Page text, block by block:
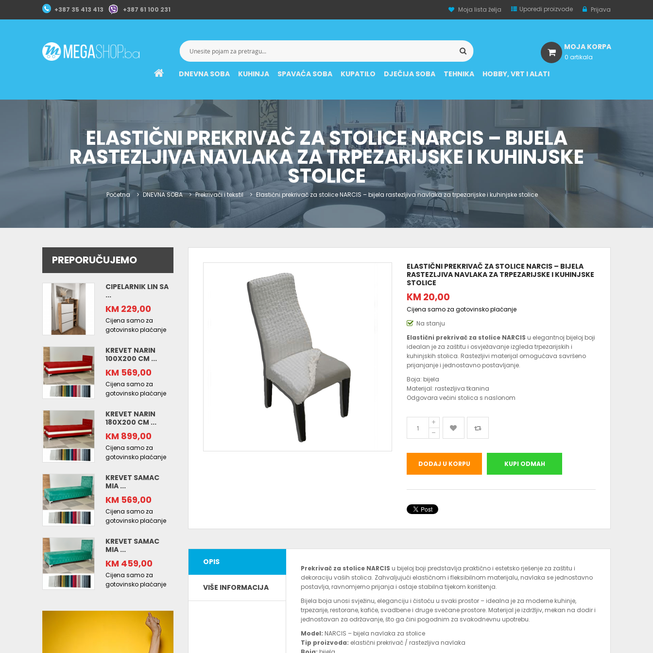
+387 35 413 413 +387 61 100 231 Moja lista želja Uporedi proizvode Prijava
DNEVNA SOBA KUHINJA SPAVAĆA SOBA KUPATILO DJEČIJA SOBA TEHNIKA HOBBY, VRT I ALATI
MOJA KORPA
0 artikala
ELASTIČNI PREKRIVAČ ZA STOLICE NARCIS – BIJELA
RASTEZLJIVA NAVLAKA ZA TRPEZARIJSKE I KUHINJSKE
STOLICE
Početna DNEVNA SOBA Prekrivači i tekstil Elastični prekrivač za stolice NARCIS – bijela rastezljiva navlaka za trpezarijske i kuhinjske stolice
ELASTIČNI PREKRIVAČ ZA STOLICE NARCIS – BIJELA
RASTEZLJIVA NAVLAKA ZA TRPEZARIJSKE I KUHINJSKE
STOLICE
KM 20,00
Cijena samo za gotovinsko plaćanje
Na stanju
Elastični prekrivač za stolice NARCIS u elegantnoj bijeloj boji
idealan je za zaštitu i osvježavanje izgleda trpezarijskih i
kuhinjskih stolica. Rastezljivi materijal omogućava savršeno
prijanjanje i jednostavno postavljanje.
Boja: bijela
Materijal: rastezljiva tkanina
Odgovara većini stolica s naslonom
DODAJ U KORPU KUPI ODMAH
OPIS
VIŠE INFORMACIJA
Prekrivač za stolice NARCIS u bijeloj boji predstavlja praktično i estetsko rješenje za zaštitu i
dekoraciju vaših stolica. Zahvaljujući elastičnom i fleksibilnom materijalu, navlaka se jednostavno
postavlja, ravnomjerno prijanja i ostaje stabilna tijekom korištenja.
Bijela boja unosi svježinu, eleganciju i čistoću u svaki prostor – idealna je za moderne kuhinje,
trpezarije, restorane, kafiće, svadbene i druge svečane prostore. Materijal je izdržljiv, mekan na dodir i
jednostavan za održavanje, što ga čini pogodnim za svakodnevnu upotrebu.
Model: NARCIS – bijela navlaka za stolice
Tip proizvoda: elastični prekrivač / rastezljiva navlaka
PREPORUČUJEMO
CIPELARNIK LIN SA
...
KM 229,00
Cijena samo za
gotovinsko plaćanje
KREVET NARIN
100X200 CM ...
KM 569,00
Cijena samo za
gotovinsko plaćanje
KREVET NARIN
180X200 CM ...
KM 899,00
Cijena samo za
gotovinsko plaćanje
KREVET SAMAC
MIA ...
KM 569,00
Cijena samo za
gotovinsko plaćanje
KREVET SAMAC
MIA ...
KM 459,00
Cijena samo za
gotovinsko plaćanje